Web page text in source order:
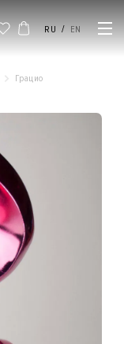
RU / EN
Грацио